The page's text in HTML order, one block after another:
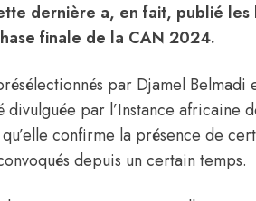
dernière a, en fait, publié les
finale de la CAN 2024.
par Djamel Belmadi
divulguée par l’Instance africaine
confirme la présence de
depuis un certain temps.